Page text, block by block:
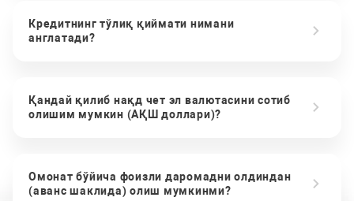
Кредитнинг тўлиқ қиймати нимани
англатади?
Қандай қилиб нақд чет эл валютасини сотиб
олишим мумкин (АҚШ доллари)?
Омонат бўйича фоизли даромадни олдиндан
(аванс шаклида) олиш мумкинми?